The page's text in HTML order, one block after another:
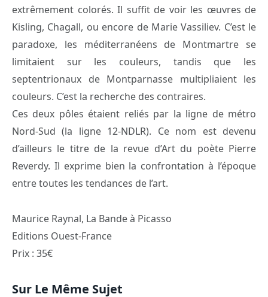
extrêmement colorés. Il suffit de voir les œuvres de
Kisling, Chagall, ou encore de Marie Vassiliev. C’est le
paradoxe, les méditerranéens de Montmartre se
limitaient sur les couleurs, tandis que les
septentrionaux de Montparnasse multipliaient les
couleurs. C’est la recherche des contraires.
Ces deux pôles étaient reliés par la ligne de métro
Nord-Sud (la ligne 12-NDLR). Ce nom est devenu
d’ailleurs le titre de la revue d’Art du poète Pierre
Reverdy. Il exprime bien la confrontation à l’époque
entre toutes les tendances de l’art.
Maurice Raynal, La Bande à Picasso
Editions Ouest-France
Prix : 35€
Sur Le Même Sujet